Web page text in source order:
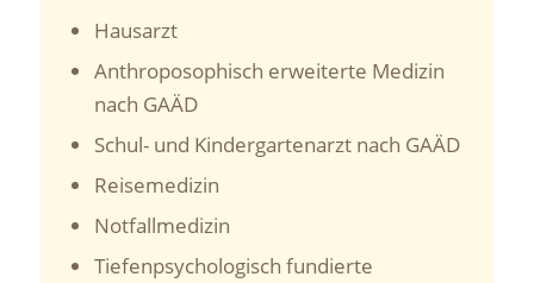
Hausarzt
Anthroposophisch erweiterte Medizin
nach GAÄD
Schul- und Kindergartenarzt nach GAÄD
Reisemedizin
Notfallmedizin
Tiefenpsychologisch fundierte